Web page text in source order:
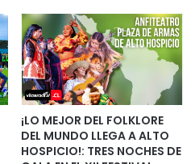
¡LO MEJOR DEL FOLKLORE
DEL MUNDO LLEGA A ALTO
HOSPICIO!: TRES NOCHES DE